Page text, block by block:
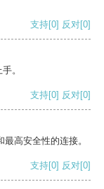
支持[0] 反对[0]
。
支持[0] 反对[0]
高安全性的连接。
支持[0] 反对[0]